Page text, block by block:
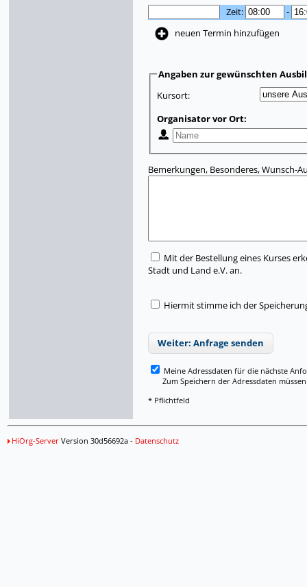
Zeit:
-
neuen Termin hinzufügen
Angaben zur gewünschten
Kursort:
Organisator vor Ort:
Bemerkungen, Besonderes, Wunsch-
Mit der Bestellung eines Kurses
Stadt und Land e.V. an.
Hiermit stimme ich der
Weiter: Anfrage senden
Meine Adressdaten für die nächste
Zum Speichern der Adressdaten müssen
* Pflichtfeld
HiOrg-ServerVersion 30d56692a - Datenschutz